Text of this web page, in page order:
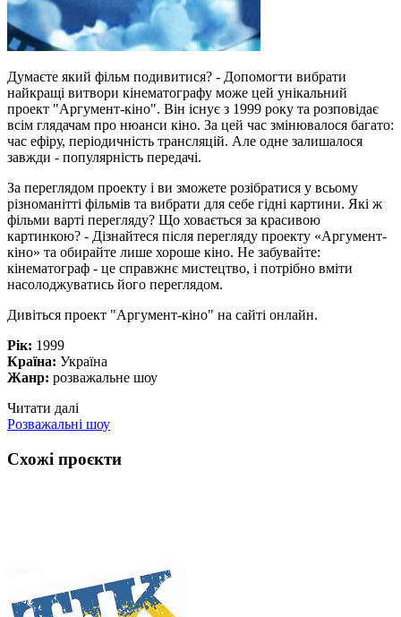
Думаєте який фільм подивитися? - Допомогти вибрати
найкращі витвори кінематографу може цей унікальний
проект "Аргумент-кіно". Він існує з 1999 року та розповідає
всім глядачам про нюанси кіно. За цей час змінювалося багато:
час ефіру, періодичність трансляцій. Але одне залишалося
завжди - популярність передачі.
За переглядом проекту і ви зможете розібратися у всьому
різноманітті фільмів та вибрати для себе гідні картини. Які ж
фільми варті перегляду? Що ховається за красивою
картинкою? - Дізнайтеся після перегляду проекту «Аргумент-
кіно» та обирайте лише хороше кіно. Не забувайте:
кінематограф - це справжнє мистецтво, і потрібно вміти
насолоджуватись його переглядом.
Дивіться проект "Аргумент-кіно" на сайті онлайн.
Рік: 1999
Країна: Україна
Жанр: розважальне шоу
Читати далі
Розважальні шоу
Схожі проєкти